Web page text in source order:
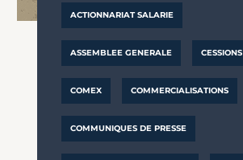
ACTIONNARIAT SALARIE
ASSEMBLEE GENERALE CESSIONS
COMEX COMMERCIALISATIONS
COMMUNIQUES DE PRESSE